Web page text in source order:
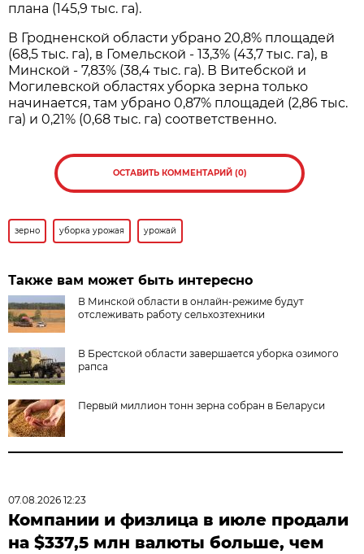
плана (145,9 тыс. га).
В Гродненской области убрано 20,8% площадей
(68,5 тыс. га), в Гомельской - 13,3% (43,7 тыс. га), в
Минской - 7,83% (38,4 тыс. га). В Витебской и
Могилевской областях уборка зерна только
начинается, там убрано 0,87% площадей (2,86 тыс.
га) и 0,21% (0,68 тыс. га) соответственно.
ОСТАВИТЬ КОММЕНТАРИЙ (0)
зерно уборка урожая урожай
Также вам может быть интересно
В Минской области в онлайн-режиме будут
отслеживать работу сельхозтехники
В Брестской области завершается уборка озимого
рапса
Первый миллион тонн зерна собран в Беларуси
07.08.2026 12:23
Компании и физлица в июле продали
на $337,5 млн валюты больше, чем